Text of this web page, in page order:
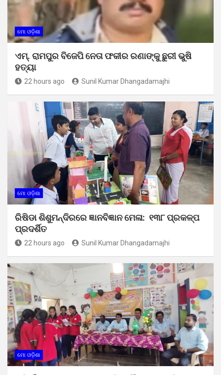
ମୋ ଓଡ଼ିଶା
ଏମ୍. ରାମପୁର ବିଜେପି ନେତା ଫକୀର ରଣାଙ୍କୁ ଛୁରୀ ଭୁଷି
ହତ୍ୟା
22 hours ago Sunil Kumar Dhangadamajhi
ମୋ ଓଡ଼ିଶା
ରିଷିଡା ଶିଶୁମନ୍ଦିରରେ ଜ୍ଞାନବିଜ୍ଞାନ ମେଳା: ୧୩୮ ପ୍ରକଳ୍ପ
ପ୍ରଦର୍ଶିତ
22 hours ago Sunil Kumar Dhangadamajhi
ମୋ ଓଡ଼ିଶା